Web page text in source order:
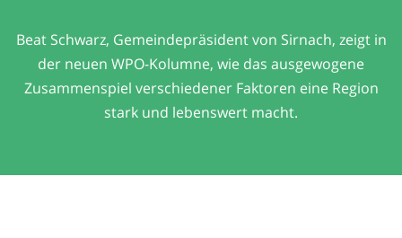
Beat Schwarz, Gemeindepräsident von Sirnach, zeigt in
der neuen WPO-Kolumne, wie das ausgewogene
Zusammenspiel verschiedener Faktoren eine Region
stark und lebenswert macht.